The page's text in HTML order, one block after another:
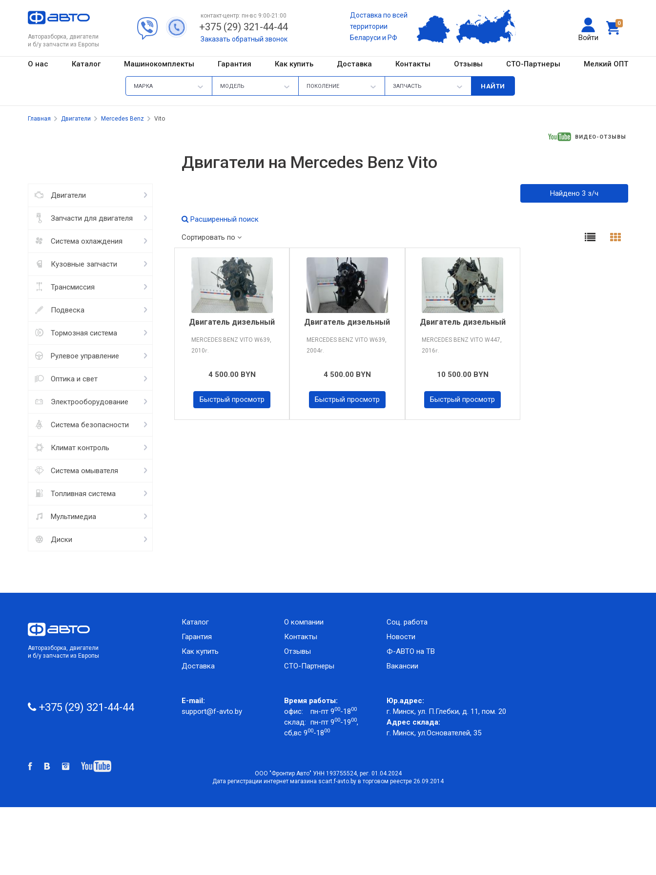
Авторазборка, двигатели
и б/у запчасти из Европы
0
Войти
контакт-центр: пн-вс 9:00-21:00
+375 (29) 321-44-44
Заказать обратный звонок
Доставка по всей
территории
Беларуси и РФ
О нас Каталог Машинокомплекты Гарантия Как купить Доставка Контакты Отзывы СТО-Партнеры Мелкий ОПТ
МАРКА МОДЕЛЬ ПОКОЛЕНИЕ ЗАПЧАСТЬ
Главная Двигатели Mercedes Benz Vito
ВИДЕО-ОТЗЫВЫ
Двигатели
Запчасти для двигателя
Система охлаждения
Кузовные запчасти
Трансмиссия
Подвеска
Тормозная система
Рулевое управление
Оптика и свет
Электрооборудование
Система безопасности
Климат контроль
Система омывателя
Топливная система
Мультимедиа
Диски
Двигатели на Mercedes Benz Vito
Найдено 3 з/ч
Расширенный поиск
Сортировать по
Двигатель дизельный
MERCEDES BENZ VITO W639,
2010г.
4 500.00 BYN
Быстрый просмотр
Двигатель дизельный
MERCEDES BENZ VITO W639,
2004г.
4 500.00 BYN
Быстрый просмотр
Двигатель дизельный
MERCEDES BENZ VITOW447,
2016г.
10 500.00 BYN
Быстрый просмотр
Авторазборка, двигатели
и б/у запчасти из Европы
Каталог
Гарантия
Как купить
Доставка
О компании
Контакты
Отзывы
СТО-Партнеры
Соц. работа
Новости
Ф-АВТО на ТВ
Вакансии
+375 (29) 321-44-44
E-mail:
support@f-avto.by
Время работы:
офис:
пн-пт 900-1800
склад: пн-пт 900-1900,
сб,вс 900-1800
Юр.адрес:
г. Минск, ул. П.Глебки, д. 11, пом. 20
Адрес склада:
г. Минск, ул.Основателей, 35
ООО "Фронтир Авто" УНН 193755524, рег. 01.04.2024
Дата регистрации интернет магазина scart.f-avto.by в торговом реестре 26.09.2014